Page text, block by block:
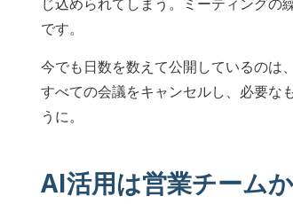
です。
今でも日数を数えて公開しているのは
すべての会議をキャンセルし、必要な
うに。
AI活用は営業チーム